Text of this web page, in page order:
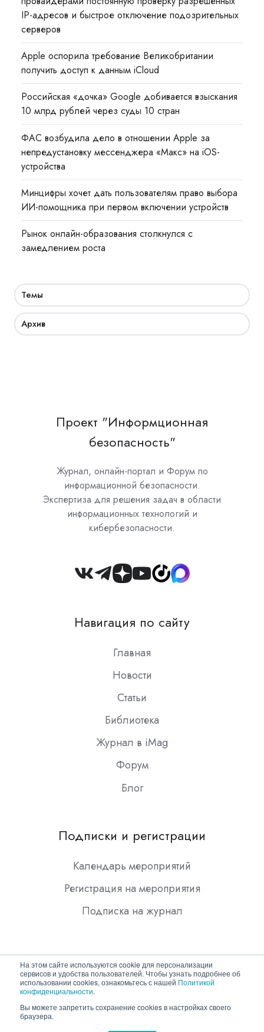
На этом сайте используются cookie для персонализации
сервисов и удобства пользователей. Чтобы узнать подробнее об
использовании cookies, ознакомьтесь с нашей Политикой
конфиденциальности.
Вы можете запретить сохранение cookies в настройках своего
браузера.
IP-адресов и быстрое отключение подозрительных
серверов
Apple оспорила требование Великобритании
получить доступ к данным iCloud
Российская «дочка» Google добивается взыскания
10 млрд рублей через суды 10 стран
ФАС возбудила дело в отношении Apple за
непредустановку мессенджера «Макс» на iOS-
устройства
Минцифры хочет дать пользователям право выбора
ИИ-помощника при первом включении устройств
Рынок онлайн-образования столкнулся с
замедлением роста
Темы
Архив
Проект "Информционная
безопасность"
Журнал, онлайн-портал и Форум по
информационной безопасности.
Экспертиза для решения задач в области
информационных технологий и
кибербезопасности.
Join
Slack
Навигация по сайту
Главная
Новости
Статьи
Библиотека
Журнал в iMag
Форум
Блог
Подписки и регистрации
Календарь мероприятий
Регистрация на мероприятия
Подписка на журнал
Copyright © 2026 ООО "Гротек"